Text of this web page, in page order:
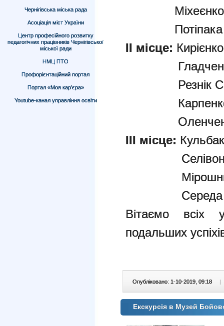
Чернігівська міська рада
Асоціація міст України
Центр професійного розвитку
педагогічних працівників Чернігівської
міської ради
НМЦ ПТО
Профорієнтаційний портал
Портал «Моя кар’єра»
Youtube-канал управління освіти
Міхеєнко
Потіпака
ІІ місце:
Гладченко
Резнік
Карпенко
Оленченко
ІІІ місце:
Селівон
Мірошник
Середа
Вітаємо всіх
подальших
Опубліковано: 1-10-2019, 09:18 |
Екскурсія в Музей